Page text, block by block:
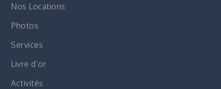
Nos Locations
Photos
Services
Livre d’or
Activités